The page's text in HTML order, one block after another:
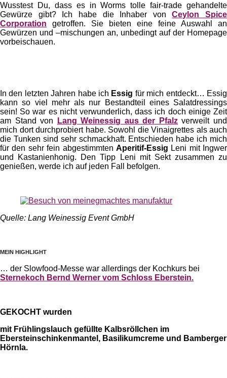
Wusstest Du, dass es in Worms tolle fair-trade gehandelte
Gewürze gibt? Ich habe die Inhaber vonCeylon Spice
Corporation getroffen. Sie bieten eine feine Auswahl an
Gewürzen und –mischungen an, unbedingt auf der Homepage
vorbeischauen.
In den letzten Jahren habe ich Essig für mich entdeckt… Essig
kann so viel mehr als nur Bestandteil eines Salatdressings
sein! So war es nicht verwunderlich, dass ich doch einige Zeit
am Stand von
Lang Weinessig aus der Pfalzverweilt und
mich dort durchprobiert habe. Sowohl die Vinaigrettes als auch
die Tunken sind sehr schmackhaft. Entschieden habe ich mich
für den sehr fein abgestimmten Aperitif-Essig Leni mit Ingwer
und Kastanienhonig. Den Tipp Leni mit Sekt zusammen zu
genießen, werde ich auf jeden Fall befolgen.
Quelle: Lang Weinessig Event GmbH
MEIN HIGHLIGHT
… der Slowfood-Messe war allerdings der Kochkurs bei
Sternekoch Bernd Werner vom Schloss Eberstein.
GEKOCHT wurden
mit Frühlingslauch gefüllte Kalbsröllchen im
Ebersteinschinkenmantel, Basilikumcreme und Bamberger
Hörnla.